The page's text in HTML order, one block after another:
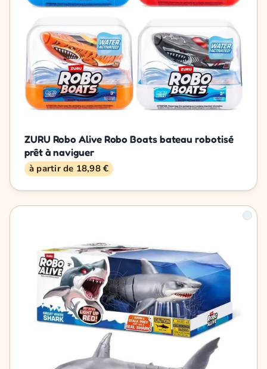
ZURU Robo Alive Robo Boats bateau robotisé
prêt à naviguer
à partir de 18,98 €